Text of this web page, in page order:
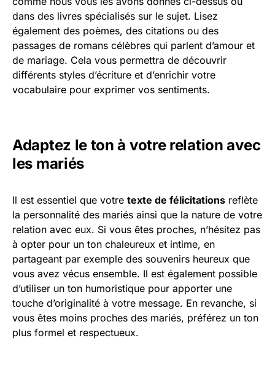
dans des livres spécialisés sur le sujet. Lisez
également des poèmes, des citations ou des
passages de romans célèbres qui parlent d’amour et
de mariage. Cela vous permettra de découvrir
différents styles d’écriture et d’enrichir votre
vocabulaire pour exprimer vos sentiments.
Adaptez le ton à votre relation avec
les mariés
Il est essentiel que votre texte de félicitations reflète
la personnalité des mariés ainsi que la nature de votre
relation avec eux. Si vous êtes proches, n’hésitez pas
à opter pour un ton chaleureux et intime, en
partageant par exemple des souvenirs heureux que
vous avez vécus ensemble. Il est également possible
d’utiliser un ton humoristique pour apporter une
touche d’originalité à votre message. En revanche, si
vous êtes moins proches des mariés, préférez un ton
plus formel et respectueux.